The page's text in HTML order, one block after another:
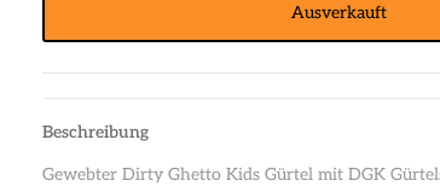
Ausverkauft
Beschreibung
Gewebter Dirty Ghetto Kids Gürtel mit DGK